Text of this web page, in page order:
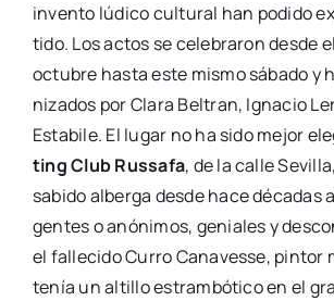
inven­to lúdi­co cul­tu­ral han podi­do
ti­do. Los actos se cele­bra­ron des­de
octu­bre has­ta este mis­mo sába­do y
ni­za­dos por Cla­ra Bel­tran, Igna­cio
Esta­bi­le. El lugar no ha sido mejor
ting Club Rus­sa­fa, de la calle
sabi­do alber­ga des­de hace
gen­tes o anó­ni­mos, genia­les y
el falle­ci­do Curro Cana­ves­se, pin­tor
tenía un alti­llo estram­bó­ti­co en el